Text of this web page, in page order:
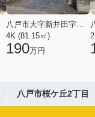
八戸市大字新井田字塩入
4K (81.15㎡)
190万円
八戸市桜ケ丘2丁目